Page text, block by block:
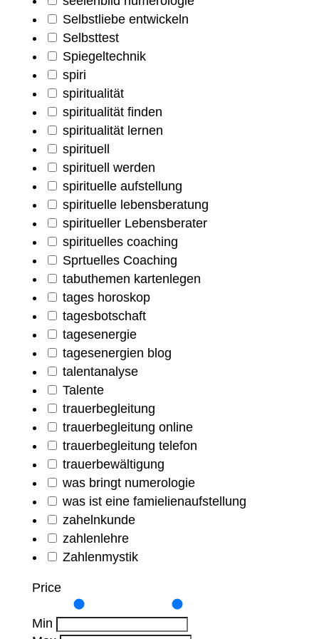
Selbstliebe entwickeln
Selbsttest
Spiegeltechnik
spiri
spiritualität
spiritualität finden
spiritualität lernen
spirituell
spirituell werden
spirituelle aufstellung
spirituelle lebensberatung
spiritueller Lebensberater
spirituelles coaching
Sprtuelles Coaching
tabuthemen kartenlegen
tages horoskop
tagesbotschaft
tagesenergie
tagesenergien blog
talentanalyse
Talente
trauerbegleitung
trauerbegleitung online
trauerbegleitung telefon
trauerbewältigung
was bringt numerologie
was ist eine famielienaufstellung
zahelnkunde
zahlenlehre
Zahlenmystik
Price
Min